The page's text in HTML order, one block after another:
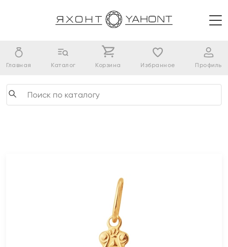
Главная Каталог Корзина Избранное Профиль